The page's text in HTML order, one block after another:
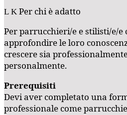
Per chi è adatto
Per parrucchieri/e e stilisti/e/e
approfondire le loro
crescere sia
personalmente.
Prerequisiti
Devi aver completato una
professionale come